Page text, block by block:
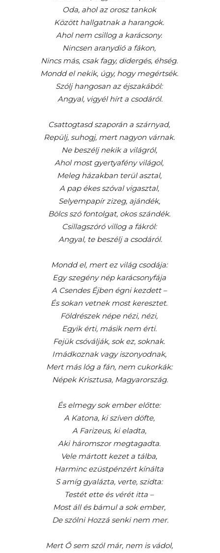
Oda, ahol az orosz tankok
Között hallgatnak a harangok.
Ahol nem csillog a karácsony.
Nincsen aranydió a fákon,
Nincs más, csak fagy, didergés, éhség.
Mondd el nekik, úgy, hogy megértsék.
Szólj hangosan az éjszakából:
Angyal, vigyél hírt a csodáról.
Csattogtasd szaporán a szárnyad,
Repülj, suhogj, mert nagyon várnak.
Ne beszélj nekik a világról,
Ahol most gyertyafény világol,
Meleg házakban terül asztal,
A pap ékes szóval vigasztal,
Selyempapír zizeg, ajándék,
Bölcs szó fontolgat, okos szándék.
Csillagszóró villog a fákról:
Angyal, te beszélj a csodáról.
Mondd el, mert ez világ csodája:
Egy szegény nép karácsonyfája
A Csendes Éjben égni kezdett –
És sokan vetnek most keresztet.
Földrészek népe nézi, nézi,
Egyik érti, másik nem érti.
Fejük csóválják, sok ez, soknak.
Imádkoznak vagy iszonyodnak,
Mert más lóg a fán, nem cukorkák:
Népek Krisztusa, Magyarország.
És elmegy sok ember előtte:
A Katona, ki szíven döfte,
A Farizeus, ki eladta,
Aki háromszor megtagadta.
Vele mártott kezet a tálba,
Harminc ezüstpénzért kínálta
S amíg gyalázta, verte, szidta:
Testét ette és vérét itta –
Most áll és bámul a sok ember,
De szólni Hozzá senki nem mer.
Mert Ő sem szól már, nem is vádol,